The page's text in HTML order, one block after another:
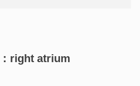
right atrium